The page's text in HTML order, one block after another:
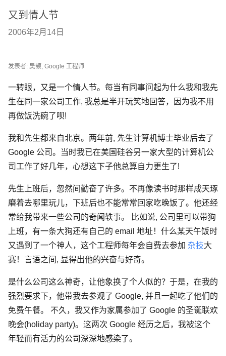
又到情人节
2006年2月14日
发表者: 吴颉, Google 工程师
一转眼，又是一个情人节。每当有同事问起为什么我和我先
生在同一家公司工作, 我总是半开玩笑地回答，因为我不用
再做饭洗碗了呗!
我和先生都来自北京。两年前, 先生计算机博士毕业后去了
Google 公司。当时我已在美国硅谷另一家大型的计算机公
司工作了好几年，心想这下子他总算自力更生了!
先生上班后，忽然间勤奋了许多。不再像读书时那样成天琢
磨着去哪里玩儿，下班后也不能常常回家吃晚饭了。他还经
常给我带来一些公司的奇闻轶事。 比如说, 公司里可以带狗
上班，有一条大狗还有自己的 email 地址！什么某天午饭时
又遇到了一个神人，这个工程师每年会自费去参加 杂技大
赛！言语之间, 显得出他的兴奋与好奇。
是什么公司这么神奇，让他象换了个人似的？于是，在我的
强烈要求下，他带我去参观了 Google, 并且一起吃了他们的
免费午餐。 不久，我又作为家属参加了 Google 的圣诞联欢
晚会(holiday party)。这两次 Google 经历之后，我被这个
年轻而有活力的公司深深地感染了。